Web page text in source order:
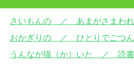
さいもんの ／ あまがさまわれ
おかぎりの ／ ひとりでごつん
うんなが描（か）いた ／ 読